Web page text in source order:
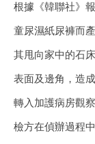
根據《韓聯社》
童尿濕紙尿褲而
其甩向家中的石
表面及邊角，造
轉入加護病房觀
檢方在偵辦過程